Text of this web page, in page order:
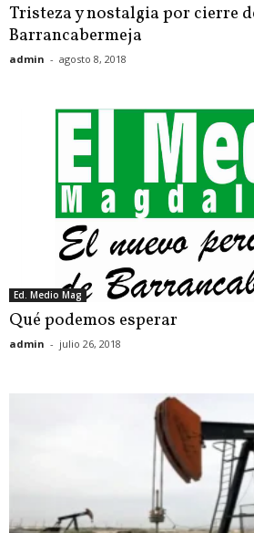
Tristeza y nostalgia por cierre
Barrancabermeja
admin - agosto 8, 2018
Ed. Medio Mag
Qué podemos esperar
admin - julio 26, 2018